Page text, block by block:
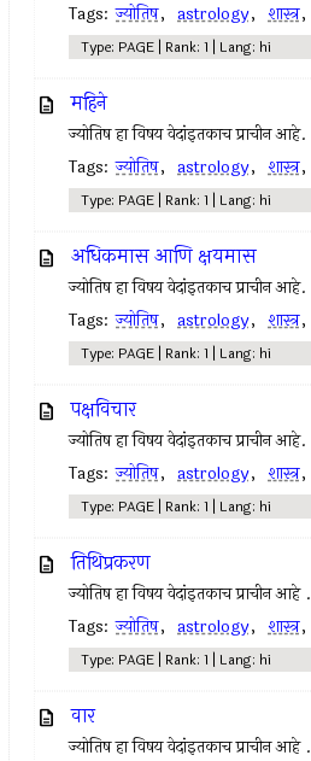
Tags: ज्योतिष, astrology, शास्त्र,
Type: PAGE | Rank: 1 | Lang: hi
महिने
ज्योतिष हा विषय वेदांइतकाच प्राचीन आहे.
Tags: ज्योतिष, astrology, शास्त्र,
Type: PAGE | Rank: 1 | Lang: hi
अधिकमास आणि क्षयमास
ज्योतिष हा विषय वेदांइतकाच प्राचीन आहे.
Tags: ज्योतिष, astrology, शास्त्र,
Type: PAGE | Rank: 1 | Lang: hi
पक्षविचार
ज्योतिष हा विषय वेदांइतकाच प्राचीन आहे.
Tags: ज्योतिष, astrology, शास्त्र,
Type: PAGE | Rank: 1 | Lang: hi
तिथिप्रकरण
ज्योतिष हा विषय वेदांइतकाच प्राचीन आहे .
Tags: ज्योतिष, astrology, शास्त्र,
Type: PAGE | Rank: 1 | Lang: hi
वार
ज्योतिष हा विषय वेदांइतकाच प्राचीन आहे .